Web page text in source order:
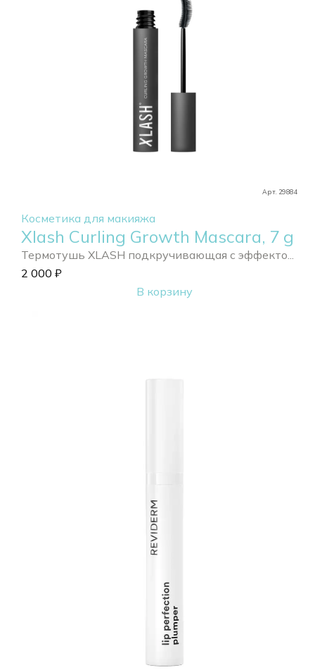
Арт. 29884
Косметика для макияжа
Xlash Curling Growth Mascara, 7 g
Термотушь XLASH подкручивающая с эффекто...
2 000 ₽
В корзину